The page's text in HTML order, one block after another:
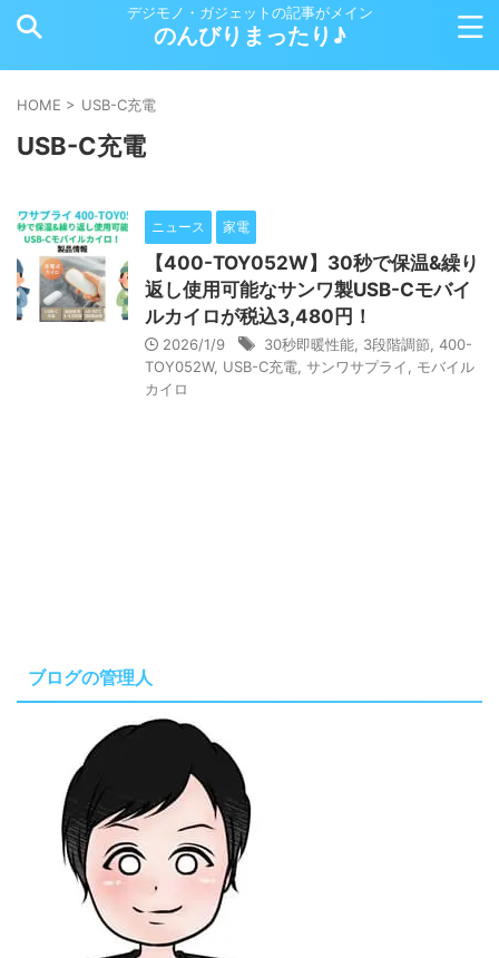
デジモノ・ガジェットの記事がメイン
のんびりまったり♪
HOME > USB-C充電
USB-C充電
ニュース 家電
【400-TOY052W】30秒で保温&繰り
返し使用可能なサンワ製USB-Cモバイ
ルカイロが税込3,480円！
2026/1/9 30秒即暖性能 3段階調節 400-
TOY052W, USB-C充電 サンワサプライ
モバイル
カイロ
ブログの管理人